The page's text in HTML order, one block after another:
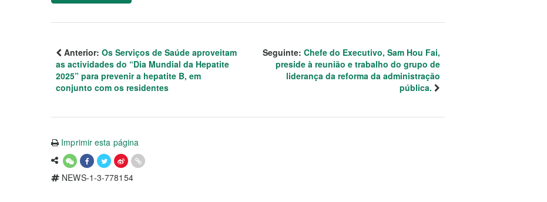
Anterior: Os Serviços de Saúde aproveitam
as actividades do “Dia Mundial da Hepatite
2025” para prevenir a hepatite B, em
conjunto com os residentes
Seguinte: Chefe do Executivo, Sam Hou Fai,
preside à reunião e trabalho do grupo de
liderança da reforma da administração
pública.
Imprimir esta página
NEWS-1-3-778154